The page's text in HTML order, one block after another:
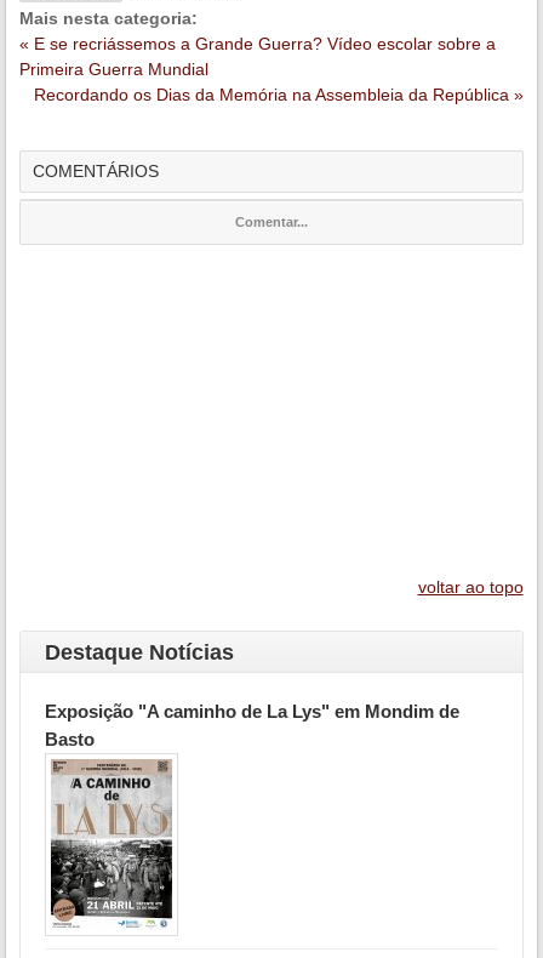
Mais nesta categoria:
« E se recriássemos a Grande Guerra? Vídeo escolar sobre a
Primeira Guerra Mundial
Recordando os Dias da Memória na Assembleia da República »
COMENTÁRIOS
Comentar...
voltar ao topo
Destaque Notícias
Exposição "A caminho de La Lys" em Mondim de
Basto